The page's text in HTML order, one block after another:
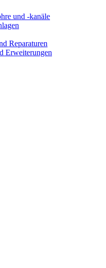
und -kanäle
Reparaturen
Erweiterungen